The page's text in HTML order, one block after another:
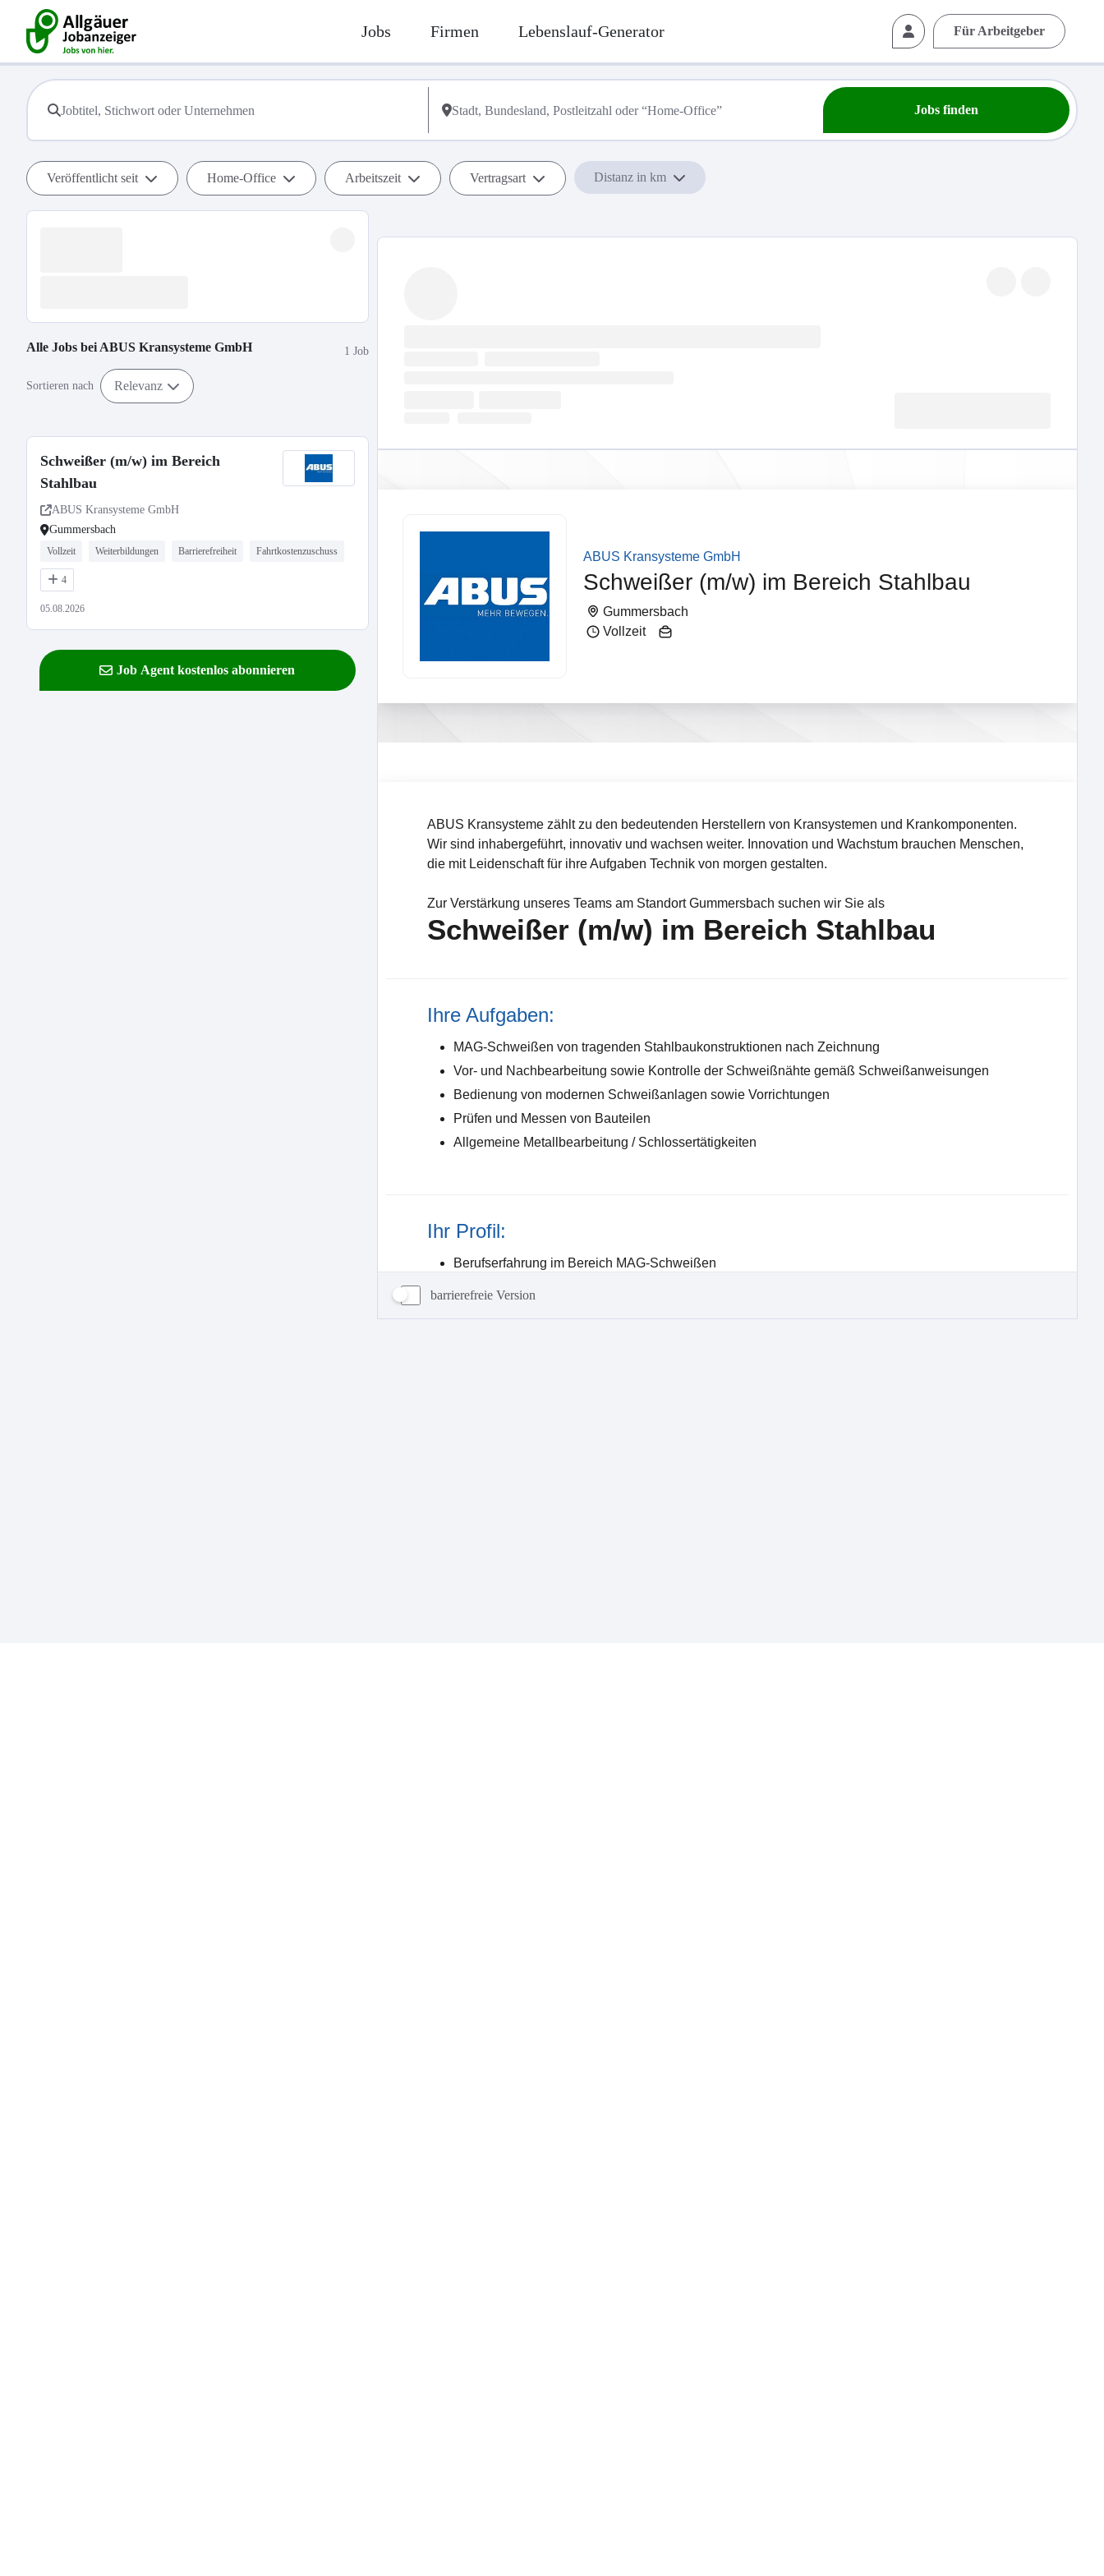
Jobs Firmen Lebenslauf-Generator Für Arbeitgeber
Jobs finden
Veröffentlicht seit Home-Office Arbeitszeit Vertragsart Distanz in km
Alle Jobs bei ABUS Kransysteme GmbH 1 Job
Sortieren nach Relevanz
Schweißer (m/w) im Bereich
Stahlbau
ABUS Kransysteme GmbH
Gummersbach
Vollzeit Weiterbildungen Barrierefreiheit Fahrtkostenzuschuss
4
05.08.2026
Job Agent kostenlos abonnieren
barrierefreie Version